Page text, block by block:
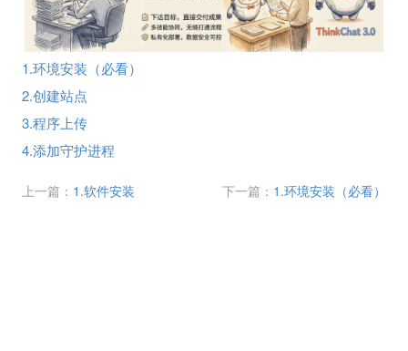
1.环境安装（必看）
2.创建站点
3.程序上传
4.添加守护进程
上一篇： 1.软件安装 下一篇： 1.环境安装（必看）